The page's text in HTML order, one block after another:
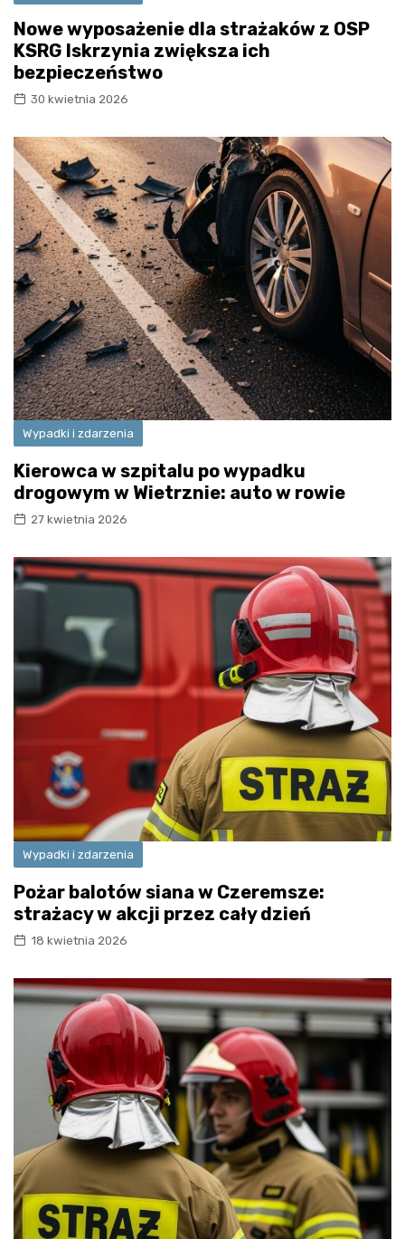
Nowe wyposażenie dla strażaków z OSP
KSRG Iskrzynia zwiększa ich
bezpieczeństwo
30 kwietnia 2026
Wypadki i zdarzenia
Kierowca w szpitalu po wypadku
drogowym w Wietrznie: auto w rowie
27 kwietnia 2026
Wypadki i zdarzenia
Pożar balotów siana w Czeremsze:
strażacy w akcji przez cały dzień
18 kwietnia 2026